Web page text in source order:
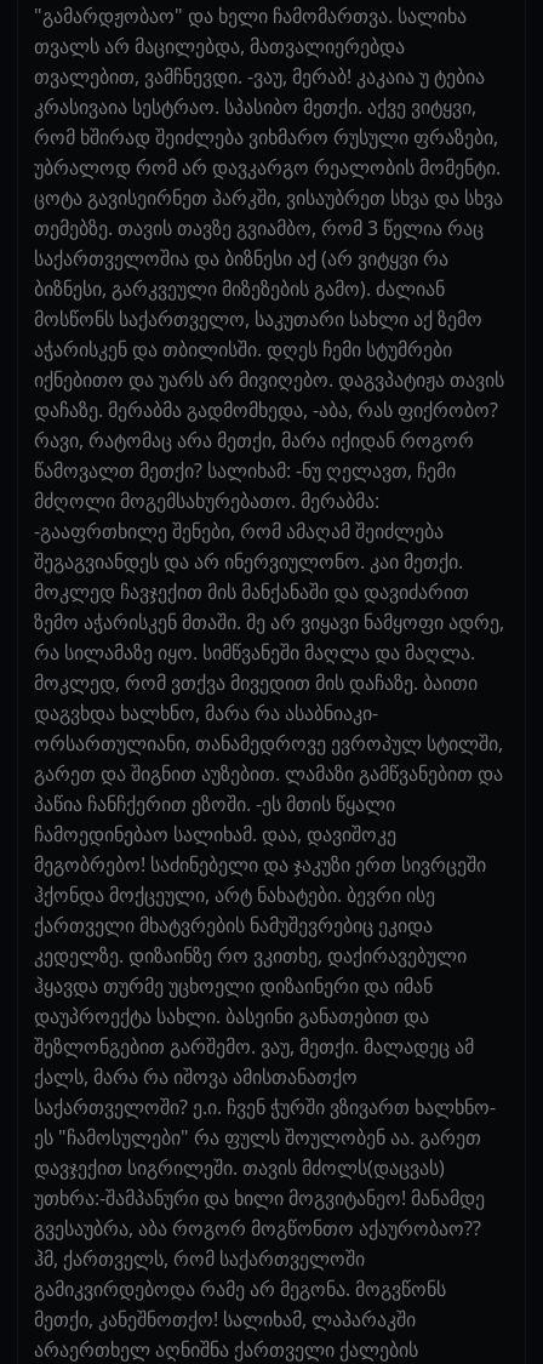
"გამარდჟობაო" და ხელი ჩამომართვა. სალიხა
თვალს არ მაცილებდა, მათვალიერებდა
თვალებით, ვამჩნევდი. -ვაუ, მერაბ! კაკაია უ ტებია
კრასივაია სესტრაო. სპასიბო მეთქი. აქვე ვიტყვი,
რომ ხშირად შეიძლება ვიხმარო რუსული ფრაზები,
უბრალოდ რომ არ დავკარგო რეალობის მომენტი.
ცოტა გავისეირნეთ პარკში, ვისაუბრეთ სხვა და სხვა
თემებზე. თავის თავზე გვიამბო, რომ 3 წელია რაც
საქართველოშია და ბიზნესი აქ (არ ვიტყვი რა
ბიზნესი, გარკვეული მიზეზების გამო). ძალიან
მოსწონს საქართველო, საკუთარი სახლი აქ ზემო
აჭარისკენ და თბილისში. დღეს ჩემი სტუმრები
იქნებითო და უარს არ მივიღებო. დაგვპატიჟა თავის
დაჩაზე. მერაბმა გადმომხედა, -აბა, რას ფიქრობო?
რავი, რატომაც არა მეთქი, მარა იქიდან როგორ
წამოვალთ მეთქი? სალიხამ: -ნუ ღელავთ, ჩემი
მძღოლი მოგემსახურებათო. მერაბმა:
-გააფრთხილე შენები, რომ ამაღამ შეიძლება
შეგაგვიანდეს და არ ინერვიულონო. კაი მეთქი.
მოკლედ ჩავჯექით მის მანქანაში და დავიძარით
ზემო აჭარისკენ მთაში. მე არ ვიყავი ნამყოფი ადრე,
რა სილამაზე იყო. სიმწვანეში მაღლა და მაღლა.
მოკლედ, რომ ვთქვა მივედით მის დაჩაზე. ბაითი
დაგვხდა ხალხნო, მარა რა ასაბნიაკი-
ორსართულიანი, თანამედროვე ევროპულ სტილში,
გარეთ და შიგნით აუზებით. ლამაზი გამწვანებით და
პაწია ჩანჩქერით ეზოში. -ეს მთის წყალი
ჩამოედინებაო სალიხამ. დაა, დავიშოკე
მეგობრებო! საძინებელი და ჯაკუზი ერთ სივრცეში
ჰქონდა მოქცეული, არტ ნახატები. ბევრი ისე
ქართველი მხატვრების ნამუშევრებიც ეკიდა
კედელზე. დიზაინზე რო ვკითხე, დაქირავებული
ჰყავდა თურმე უცხოელი დიზაინერი და იმან
დაუპროექტა სახლი. ბასეინი განათებით და
შეზლონგებით გარშემო. ვაუ, მეთქი. მალადეც ამ
ქალს, მარა რა იშოვა ამისთანათქო
საქართველოში? ე.ი. ჩვენ ჭურში ვზივართ ხალხნო-
ეს "ჩამოსულები" რა ფულს შოულობენ აა. გარეთ
დავჯექით სიგრილეში. თავის მძოლს(დაცვას)
უთხრა:-შამპანური და ხილი მოგვიტანეო! მანამდე
გვესაუბრა, აბა როგორ მოგწონთო აქაურობაო??
ჰმ, ქართველს, რომ საქართველოში
გამიკვირდებოდა რამე არ მეგონა. მოგვწონს
მეთქი, კანეშნოთქო! სალიხამ, ლაპარაკში
არაერთხელ აღნიშნა ქართველი ქალების